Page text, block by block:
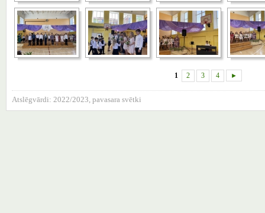
1 2 3 4 ►
Atslēgvārdi: 2022/2023, pavasara svētki